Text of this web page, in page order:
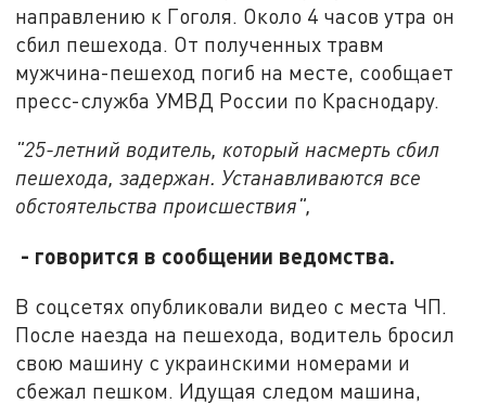
направлению к Гоголя. Около 4 часов утра он
сбил пешехода. От полученных травм
мужчина-пешеход погиб на месте, сообщает
пресс-служба УМВД России по Краснодару.
"25-летний водитель, который насмерть сбил
пешехода, задержан. Устанавливаются все
обстоятельства происшествия",
- говорится в сообщении ведомства.
В соцсетях опубликовали видео с места ЧП.
После наезда на пешехода, водитель бросил
свою машину с украинскими номерами и
сбежал пешком. Идущая следом машина,